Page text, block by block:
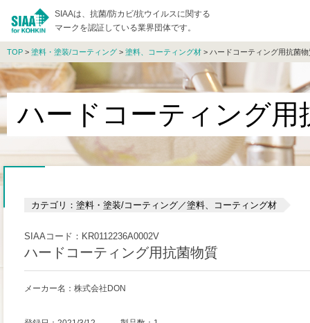
SIAAは、抗菌/防カビ/抗ウイルスに関する
マークを認証している業界団体です。
TOP > 塗料・塗装/コーティング > 塗料、コーティング材 > ハードコーティング用抗菌物
ハードコーティング用
カテゴリ：塗料・塗装/コーティング／塗料、コーティング材
SIAAコード：KR0112236A0002V
ハードコーティング用抗菌物質
メーカー名：株式会社DON